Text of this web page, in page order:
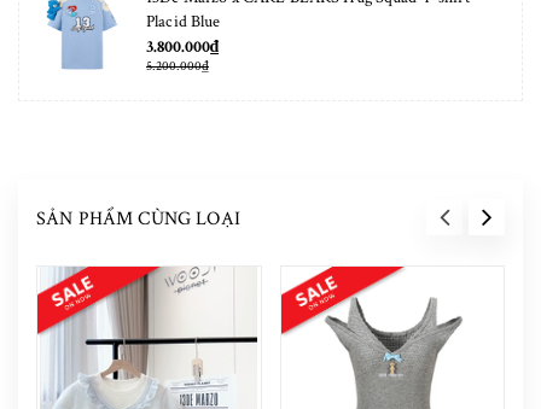
Placid Blue
3.800.000₫
5.200.000₫
SẢN PHẨM CÙNG LOẠI